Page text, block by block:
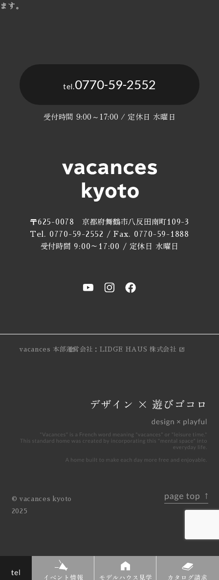
ます。
tel.0770-59-2552
受付時間 9:00～17:00 / 定休日 水曜日
〒625-0078 京都府舞鶴市八反田南町109-3
Tel. 0770-59-2552 / Fax. 0770-59-1888
受付時間 9:00～17:00 / 定休日 水曜日
vacances 本部運営会社：LIDGE HAUS 株式会社
© vacances kyoto
2025